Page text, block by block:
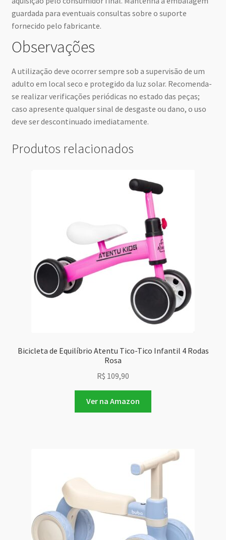
guardada para eventuais consultas sobre o suporte
fornecido pelo fabricante.
Observações
A utilização deve ocorrer sempre sob a supervisão de um
adulto em local seco e protegido da luz solar. Recomenda-
se realizar verificações periódicas no estado das peças;
caso apresente qualquer sinal de desgaste ou dano, o uso
deve ser descontinuado imediatamente.
Produtos relacionados
Bicicleta de Equilíbrio Atentu Tico-Tico Infantil 4 Rodas
Rosa
R$ 109,90
Ver na Amazon